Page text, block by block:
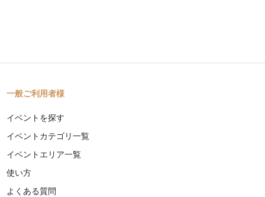
一般ご利用者様
イベントを探す
イベントカテゴリ一覧
イベントエリア一覧
使い方
よくある質問